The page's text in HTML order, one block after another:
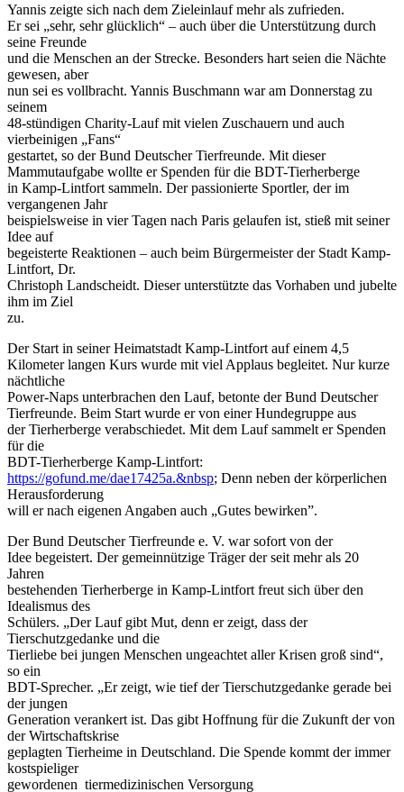
Yannis zeigte sich nach dem Zieleinlauf mehr als zufrieden.
Er sei „sehr, sehr glücklich“ – auch über die Unterstützung durch
seine Freunde
und die Menschen an der Strecke. Besonders hart seien die Nächte
gewesen, aber
nun sei es vollbracht. Yannis Buschmann war am Donnerstag zu
seinem
48-stündigen Charity-Lauf mit vielen Zuschauern und auch
vierbeinigen „Fans“
gestartet, so der Bund Deutscher Tierfreunde. Mit dieser
Mammutaufgabe wollte er Spenden für die BDT-Tierherberge
in Kamp-Lintfort sammeln. Der passionierte Sportler, der im
vergangenen Jahr
beispielsweise in vier Tagen nach Paris gelaufen ist, stieß mit seiner
Idee auf
begeisterte Reaktionen – auch beim Bürgermeister der Stadt Kamp-
Lintfort, Dr.
Christoph Landscheidt. Dieser unterstützte das Vorhaben und jubelte
ihm im Ziel
zu.
Der Start in seiner Heimatstadt Kamp-Lintfort auf einem 4,5
Kilometer langen Kurs wurde mit viel Applaus begleitet. Nur kurze
nächtliche
Power-Naps unterbrachen den Lauf, betonte der Bund Deutscher
Tierfreunde. Beim Start wurde er von einer Hundegruppe aus
der Tierherberge verabschiedet. Mit dem Lauf sammelt er Spenden
für die
BDT-Tierherberge Kamp-Lintfort:
https://gofund.me/dae17425a.&nbsp; Denn neben der körperlichen
Herausforderung
will er nach eigenen Angaben auch „Gutes bewirken”.
Der Bund Deutscher Tierfreunde e. V. war sofort von der
Idee begeistert. Der gemeinnützige Träger der seit mehr als 20
Jahren
bestehenden Tierherberge in Kamp-Lintfort freut sich über den
Idealismus des
Schülers. „Der Lauf gibt Mut, denn er zeigt, dass der
Tierschutzgedanke und die
Tierliebe bei jungen Menschen ungeachtet aller Krisen groß sind“,
so ein
BDT-Sprecher. „Er zeigt, wie tief der Tierschutzgedanke gerade bei
der jungen
Generation verankert ist. Das gibt Hoffnung für die Zukunft der von
der Wirtschaftskrise
geplagten Tierheime in Deutschland. Die Spende kommt der immer
kostspieliger
gewordenen tiermedizinischen Versorgung